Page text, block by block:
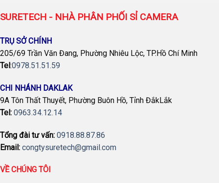
SURETECH - NHÀ PHÂN PHỐI SỈ CAMERA
TRỤ SỞ CHÍNH
205/69 Trần Văn Đang, Phường Nhiêu Lộc, TP.Hồ Chí Minh
Tel:0978.51.51.59
CHI NHÁNH DAKLAK
9A Tôn Thất Thuyết, Phường Buôn Hồ, Tỉnh ĐắkLắk
Tel: 0963.34.12.14
Tổng đài tư vấn: 0918.88.87.86
Email: congtysuretech@gmail.com
VỀ CHÚNG TÔI